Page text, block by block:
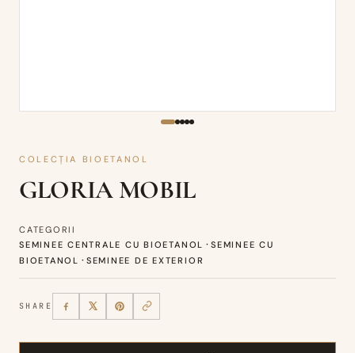
COLECȚIA BIOETANOL
GLORIA MOBIL
CATEGORII
SEMINEE CENTRALE CU BIOETANOL
·SEMINEE CU
BIOETANOL
· SEMINEE DE EXTERIOR
SHARE